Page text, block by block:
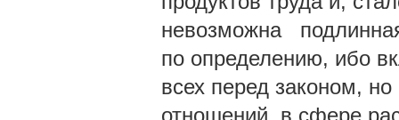
невозможна
по определению, ибо
всех перед законом,
отношений, в сфере